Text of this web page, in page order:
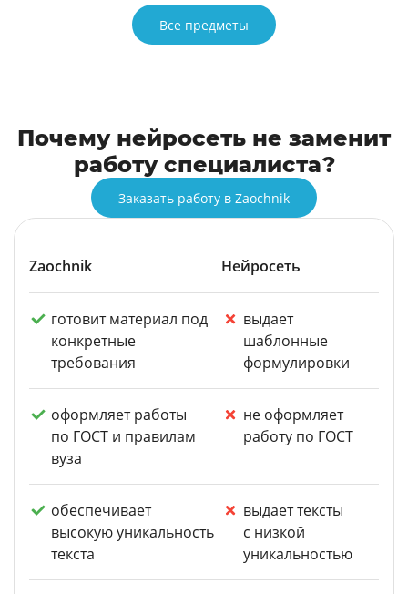
Все предметы
Почему нейросеть не заменит
работу специалиста?
Заказать работу в Zaochnik
Zaochnik Нейросеть
готовит материал под
конкретные
требования
выдает
шаблонные
формулировки
оформляет работы
по ГОСТ и правилам
вуза
не оформляет
работу по ГОСТ
обеспечивает
высокую уникальность
текста
выдает тексты
с низкой
уникальностью